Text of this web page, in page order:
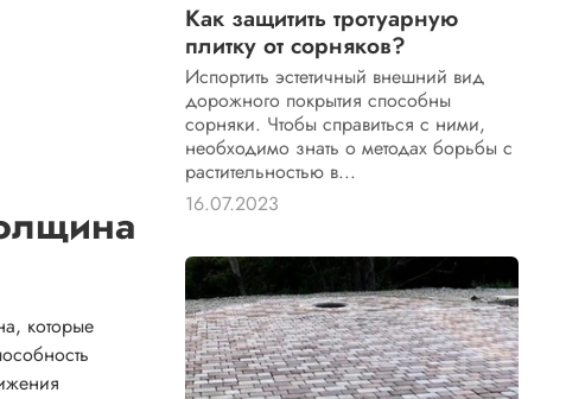
которые
Как защитить тротуарную
плитку от сорняков?
Испортить эстетичный внешний вид
дорожного покрытия способны
сорняки. Чтобы справиться с ними,
необходимо знать о методах борьбы с
растительностью в...
16.07.2023